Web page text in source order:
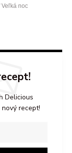
Veľká noc
Delicious
recept!